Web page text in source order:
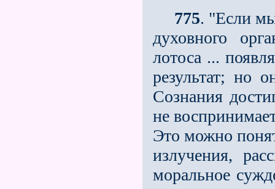
775. "Если
духовного
лотоса ...
результат; но
Сознания
не
Это можно
излучения,
моральное